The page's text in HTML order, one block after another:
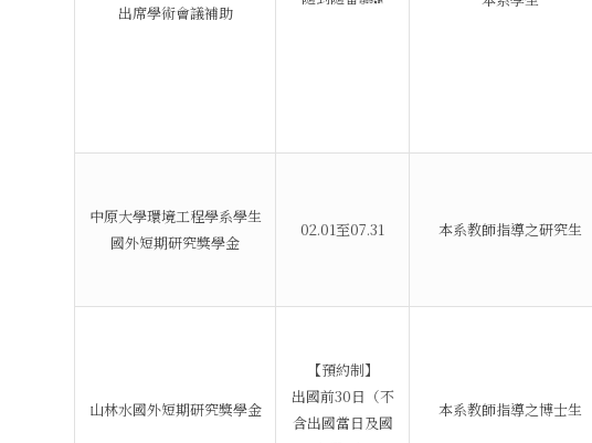
出席學術會議補助
(但經費有限)
中原大學環境工程學系學生
國外短期研究獎學金
02.01至07.31 本系教師指導之研究生
山林水國外短期研究獎學金
【預約制】
出國前30日（不
含出國當日及國
本系教師指導之博士生